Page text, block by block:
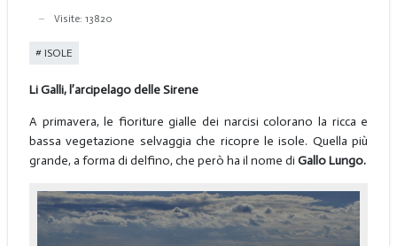
Visite: 13820
ISOLE
Li Galli, l’arcipelago delle Sirene
A primavera, le fioriture gialle dei narcisi colorano la ricca e
bassa vegetazione selvaggia che ricopre le isole. Quella più
grande, a forma di delfino, che però ha il nome di Gallo Lungo.